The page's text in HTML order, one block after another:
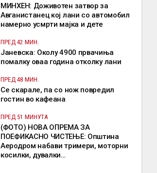
МИНХЕН: Доживотен затвор за
Авганистанец кој лани со автомобил
намерно усмрти мајка и дете
ПРЕД 42 МИН.
Јаневска: Околу 4900 првачиња
помалку оваа година отколку лани
ПРЕД 48 МИН.
Се скарале, па со нож повредил
гостин во кафеана
ПРЕД 51 МИНУТА
(ФОТО) НОВА ОПРЕМА ЗА
ПОЕФИКАСНО ЧИСТЕЊЕ: Општина
Аеродром набави тримери, моторни
косилки, дувалки…